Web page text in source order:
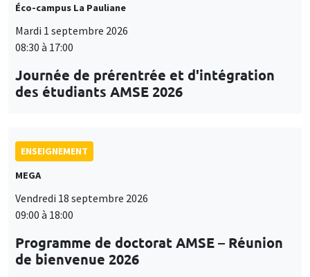
Éco-campus La Pauliane
Mardi 1 septembre 2026
08:30 à 17:00
Journée de prérentrée et d'intégration
des étudiants AMSE 2026
ENSEIGNEMENT
MEGA
Vendredi 18 septembre 2026
09:00 à 18:00
Programme de doctorat AMSE – Réunion
de bienvenue 2026